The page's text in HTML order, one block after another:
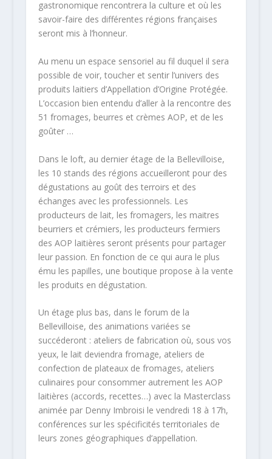
gastronomique rencontrera la culture et où les
savoir-faire des différentes régions françaises
seront mis à l’honneur.
Au menu un espace sensoriel au fil duquel il sera
possible de voir, toucher et sentir l’univers des
produits laitiers d’Appellation d’Origine Protégée.
L’occasion bien entendu d’aller à la rencontre des
51 fromages, beurres et crèmes AOP, et de les
goûter …
Dans le loft, au dernier étage de la Bellevilloise,
les 10 stands des régions accueilleront pour des
dégustations au goût des terroirs et des
échanges avec les professionnels. Les
producteurs de lait, les fromagers, les maitres
beurriers et crémiers, les producteurs fermiers
des AOP laitières seront présents pour partager
leur passion. En fonction de ce qui aura le plus
ému les papilles, une boutique propose à la vente
les produits en dégustation.
Un étage plus bas, dans le forum de la
Bellevilloise, des animations variées se
succéderont : ateliers de fabrication où, sous vos
yeux, le lait deviendra fromage, ateliers de
confection de plateaux de fromages, ateliers
culinaires pour consommer autrement les AOP
laitières (accords, recettes…) avec la Masterclass
animée par Denny Imbroisi le vendredi 18 à 17h,
conférences sur les spécificités territoriales de
leurs zones géographiques d’appellation.